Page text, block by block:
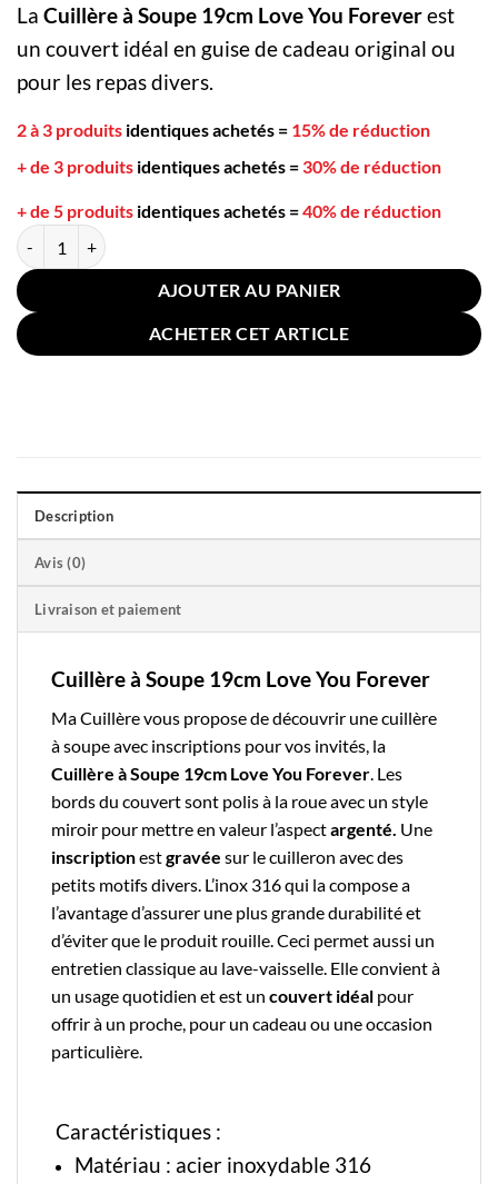
La Cuillère à Soupe 19cm Love You Foreverest
un couvert idéal en guise de cadeau original ou
pour les repas divers.
2 à 3 produits identiques achetés = 15% de réduction
+ de 3 produits identiques achetés = 30% de réduction
+ de 5 produits identiques achetés =40% de réduction
quantité de Cuillère à Soupe 19cm Love You Forever
AJOUTER AU PANIER
ACHETER CET ARTICLE
Description
Avis (0)
Livraison et paiement
Cuillère à Soupe 19cm Love You Forever
Ma Cuillèrevous propose de découvrir unecuillère
à soupe avec inscriptions pour vos invités, la
Cuillère à Soupe 19cm Love You Forever . Les
bords du couvert sont polis à la roue avec un style
miroir pour mettre en valeur l’aspectargenté. Une
inscriptionestgravée sur le cuilleron avec des
petits motifs divers. L’inox 316 qui la compose a
l’avantage d’assurer une plus grande durabilité et
d’éviter que le produit rouille. Ceci permet aussi un
entretien classique au lave-vaisselle. Elle convient à
un usage quotidien et est un couvert idéal pour
offrir à un proche, pour un cadeau ou une occasion
particulière.
Caractéristiques :
Matériau : acier inoxydable 316